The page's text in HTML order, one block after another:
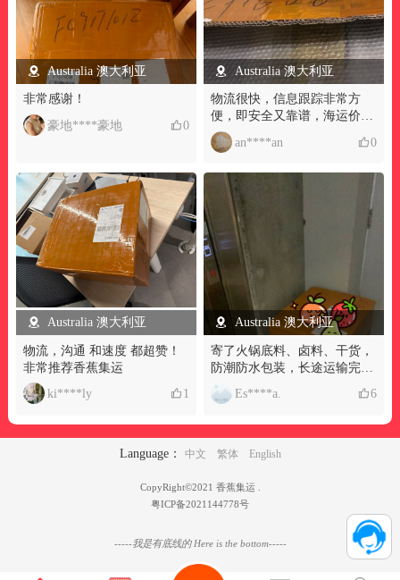
Australia 澳大利亚
非常感谢！
豪地****豪地
0
Australia 澳大利亚
物流很快，信息跟踪非常方
便，即安全又靠谱，海运价格
透明，全程服务周到，为公司
点赞�！
an****an 0
Australia 澳大利亚
物流，沟通 和速度 都超赞！
非常推荐香蕉集运
ki****ly
1
Australia 澳大利亚
寄了火锅底料、卤料、干货，
防潮防水包装，长途运输完全
无破损，想吃中餐再也不用心
疼国外溢价，中美集运幸福感
Es****a. 6
Language： 中文 繁体 English
CopyRight©2021 香蕉集运 .
粤ICP备2021144778号
-----我是有底线的 Here is the bottom-----